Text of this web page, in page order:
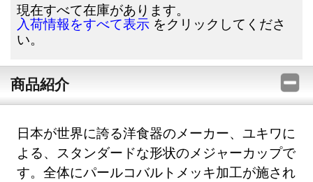
現在すべて在庫があります。
入荷情報をすべて表示 をクリックしてくださ
い。
商品紹介
日本が世界に誇る洋食器のメーカー、ユキワに
よる、スタンダードな形状のメジャーカップで
す。全体にパールコバルトメッキ加工が施され